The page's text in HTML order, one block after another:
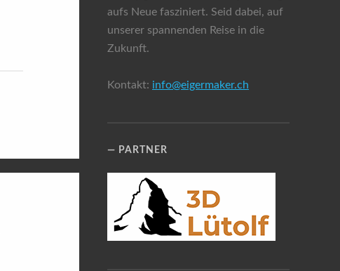
aufs Neue fasziniert. Seid dabei, auf
unserer spannenden Reise in die
Zukunft.
Kontakt: info@eigermaker.ch
PARTNER